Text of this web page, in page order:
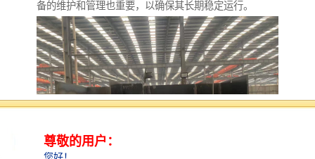
备的维护和管理也重要，以确保其长期稳定运行。